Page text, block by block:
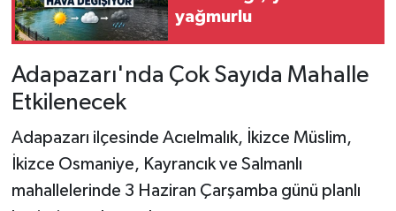
yağmurlu
Adapazarı'nda Çok Sayıda Mahalle
Etkilenecek
Adapazarı ilçesinde Acıelmalık, İkizce Müslim,
İkizce Osmaniye, Kayrancık ve Salmanlı
mahallelerinde 3 Haziran Çarşamba günü planlı